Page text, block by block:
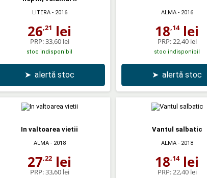
LITERA- 2016
26,21 lei
PRP:33,60 lei
stoc indisponibil
➤ alertă stoc
ALMA- 2016
18,14lei
PRP: 22,40 lei
stoc indisponibil
➤ alertă stoc
In valtoarea vietii
ALMA- 2018
27,22 lei
PRP:33,60 lei
Vantul salbatic
ALMA- 2018
18,14lei
PRP: 22,40 lei